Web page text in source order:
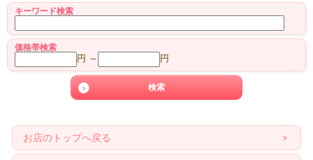
キーワード検索
価格帯検索
円 ～ 円
お店のトップへ戻る